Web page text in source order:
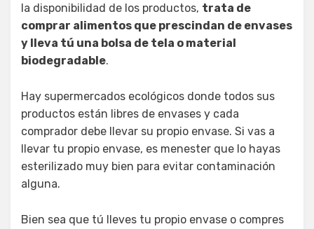
la disponibilidad de los productos, trata de
comprar alimentos que prescindan de envases
y lleva tú una bolsa de tela o material
biodegradable.
Hay supermercados ecológicos donde todos sus
productos están libres de envases y cada
comprador debe llevar su propio envase. Si vas a
llevar tu propio envase, es menester que lo hayas
esterilizado muy bien para evitar contaminación
alguna.
Bien sea que tú lleves tu propio envase o compres